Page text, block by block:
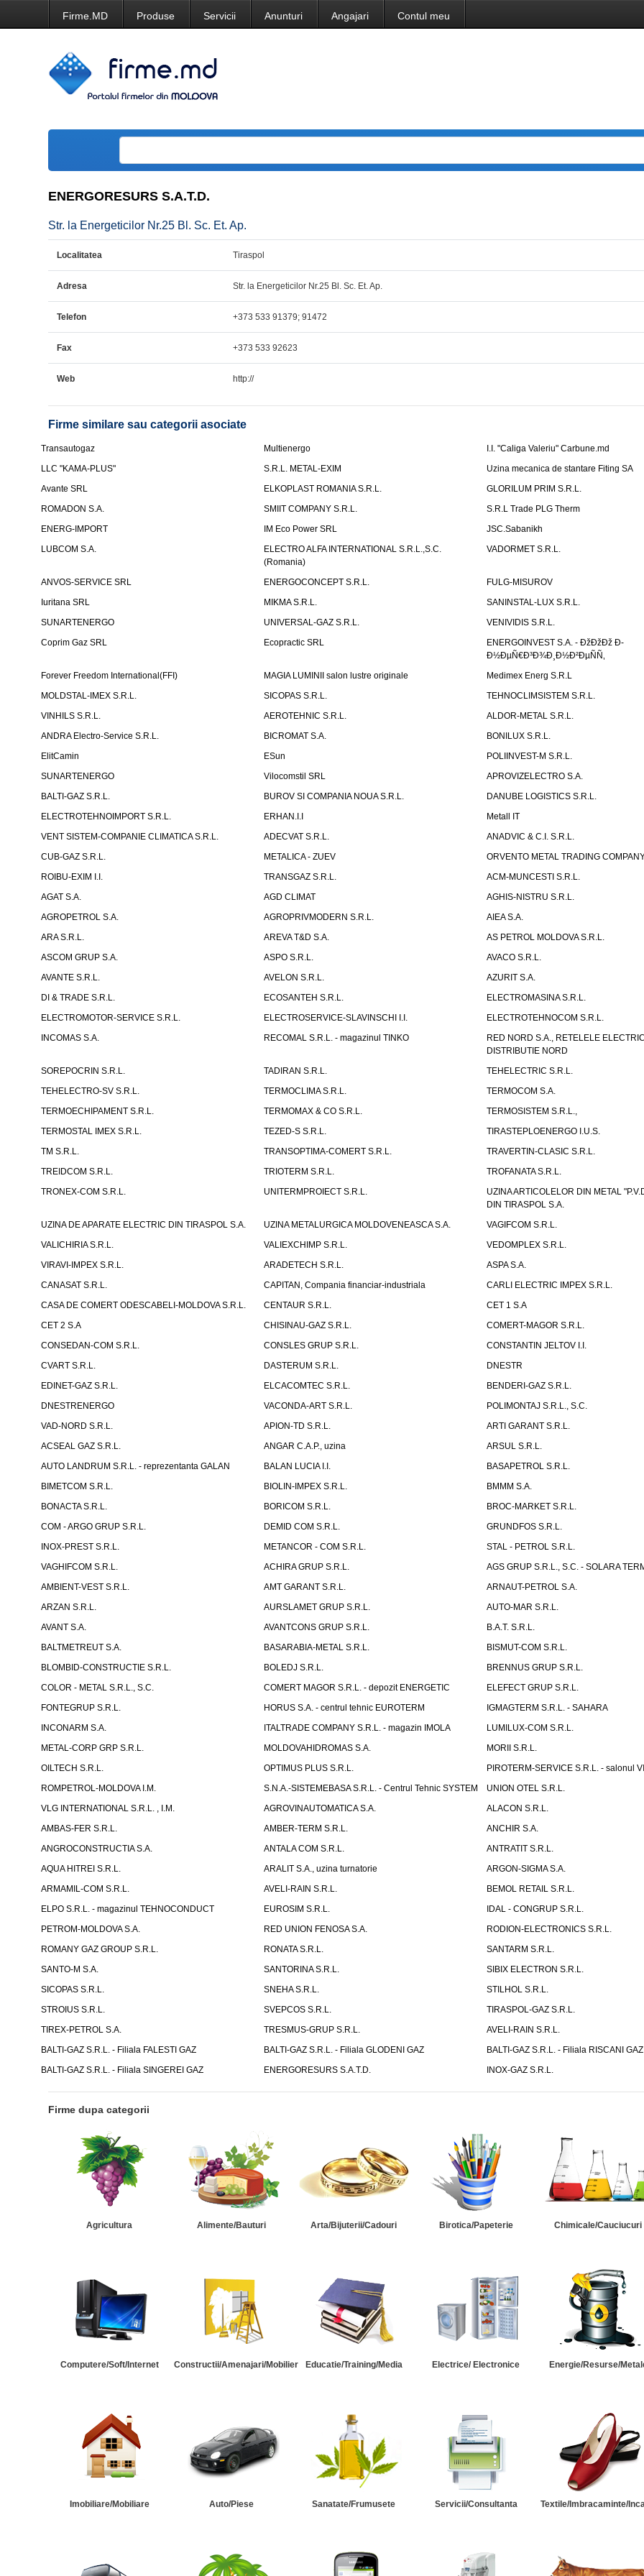
Firme.MD Produse Servicii Anunturi Angajari Contul meu
ENERGORESURS S.A.T.D.
Str. la Energeticilor Nr.25 Bl. Sc. Et. Ap.
Localitatea Tiraspol
Adresa Str. la Energeticilor Nr.25 Bl. Sc. Et. Ap.
Telefon +373 533 91379; 91472
Fax +373 533 92623
Web http://
Firme similare sau categorii asociate
Transautogaz Multienergo
I.I. "Caliga Valeriu" Carbune.md
LLC "KAMA-PLUS"
S.R.L. METAL-EXIM
Uzina mecanica de stantare Fiting SA
Avante SRL
ELKOPLAST ROMANIA S.R.L.
GLORILUM PRIM S.R.L.
ROMADON S.A.
SMIIT COMPANY S.R.L.
S.R.L Trade PLG Therm
ENERG-IMPORT
IM Eco Power SRL
JSC.Sabanikh
LUBCOM S.A.
ELECTRO ALFA INTERNATIONAL S.R.L.,S.C.
(Romania)
VADORMET S.R.L.
ANVOS-SERVICE SRL ENERGOCONCEPT S.R.L.
FULG-MISUROV
Iuritana SRL
MIKMA S.R.L.
SANINSTAL-LUX S.R.L.
SUNARTENERGO
UNIVERSAL-GAZ S.R.L.
VENIVIDIS S.R.L.
Coprim Gaz SRL
Ecopractic SRL
ENERGOINVEST S.A. - ÐžÐžÐž Ð­
Ð½ÐµÑ€Ð³Ð¾Ð¸Ð½Ð²ÐµÑÑ‚
Forever Freedom International(FFI)
MAGIA LUMINII salon lustre originale
Medimex Energ S.R.L
MOLDSTAL-IMEX S.R.L.
SICOPAS S.R.L.
TEHNOCLIMSISTEM S.R.L.
VINHILS S.R.L.
AEROTEHNIC S.R.L.
ALDOR-METAL S.R.L.
ANDRA Electro-Service S.R.L.
BICROMAT S.A.
BONILUX S.R.L.
ElitCamin
ESun
POLIINVEST-M S.R.L.
SUNARTENERGO
Vilocomstil SRL
APROVIZELECTRO S.A.
BALTI-GAZ S.R.L.
BUROV SI COMPANIA NOUA S.R.L.
DANUBE LOGISTICS S.R.L.
ELECTROTEHNOIMPORT S.R.L.
ERHAN.I.I
Metall IT
VENT SISTEM-COMPANIE CLIMATICA S.R.L.
ADECVAT S.R.L.
ANADVIC & C.I. S.R.L.
CUB-GAZ S.R.L.
METALICA - ZUEV
ORVENTO METAL TRADING
ROIBU-EXIM I.I.
TRANSGAZ S.R.L.
ACM-MUNCESTI S.R.L.
AGAT S.A.
AGD CLIMAT
AGHIS-NISTRU S.R.L.
AGROPETROL S.A.
AGROPRIVMODERN S.R.L.
AIEA S.A.
ARA S.R.L.
AREVA T&D S.A.
AS PETROL MOLDOVA S.R.L.
ASCOM GRUP S.A.
ASPO S.R.L.
AVACO S.R.L.
AVANTE S.R.L.
AVELON S.R.L.
AZURIT S.A.
DI & TRADE S.R.L.
ECOSANTEH S.R.L.
ELECTROMASINA S.R.L.
ELECTROMOTOR-SERVICE S.R.L.
ELECTROSERVICE-SLAVINSCHI I.I.
ELECTROTEHNOCOM S.R.L.
INCOMAS S.A.
RECOMAL S.R.L. - magazinul TINKO
RED NORD S.A., RETELELE
DISTRIBUTIE NORD
SOREPOCRIN S.R.L.
TADIRAN S.R.L.
TEHELECTRIC S.R.L.
TEHELECTRO-SV S.R.L.
TERMOCLIMA S.R.L.
TERMOCOM S.A.
TERMOECHIPAMENT S.R.L.
TERMOMAX & CO S.R.L.
TERMOSISTEM S.R.L.,
TERMOSTAL IMEX S.R.L.
TEZED-S S.R.L.
TIRASTEPLOENERGO I.U.S.
TM S.R.L.
TRANSOPTIMA-COMERT S.R.L.
TRAVERTIN-CLASIC S.R.L.
TREIDCOM S.R.L.
TRIOTERM S.R.L.
TROFANATA S.R.L.
TRONEX-COM S.R.L.
UNITERMPROIECT S.R.L.
UZINA ARTICOLELOR DIN METAL
DIN TIRASPOL S.A.
UZINA DE APARATE ELECTRIC DIN TIRASPOL S.A.
UZINA METALURGICA MOLDOVENEASCA S.A.
VAGIFCOM S.R.L.
VALICHIRIA S.R.L.
VALIEXCHIMP S.R.L.
VEDOMPLEX S.R.L.
VIRAVI-IMPEX S.R.L.
ARADETECH S.R.L.
ASPA S.A.
CANASAT S.R.L.
CAPITAN, Compania financiar-industriala
CARLI ELECTRIC IMPEX S.R.L.
CASA DE COMERT ODESCABELI-MOLDOVA S.R.L.
CENTAUR S.R.L.
CET 1 S.A
CET 2 S.A
CHISINAU-GAZ S.R.L.
COMERT-MAGOR S.R.L.
CONSEDAN-COM S.R.L.
CONSLES GRUP S.R.L.
CONSTANTIN JELTOV I.I.
CVART S.R.L.
DASTERUM S.R.L.
DNESTR
EDINET-GAZ S.R.L.
ELCACOMTEC S.R.L.
BENDERI-GAZ S.R.L.
DNESTRENERGO
VACONDA-ART S.R.L.
POLIMONTAJ S.R.L., S.C.
VAD-NORD S.R.L.
APION-TD S.R.L.
ARTI GARANT S.R.L.
ACSEAL GAZ S.R.L.
ANGAR C.A.P., uzina
ARSUL S.R.L.
AUTO LANDRUM S.R.L. - reprezentanta GALAN
BALAN LUCIA I.I.
BASAPETROL S.R.L.
BIMETCOM S.R.L.
BIOLIN-IMPEX S.R.L.
BMMM S.A.
BONACTA S.R.L.
BORICOM S.R.L.
BROC-MARKET S.R.L.
COM - ARGO GRUP S.R.L.
DEMID COM S.R.L.
GRUNDFOS S.R.L.
INOX-PREST S.R.L.
METANCOR - COM S.R.L.
STAL - PETROL S.R.L.
VAGHIFCOM S.R.L.
ACHIRA GRUP S.R.L.
AGS GRUP S.R.L., S.C. - SOLARA
AMBIENT-VEST S.R.L.
AMT GARANT S.R.L.
ARNAUT-PETROL S.A.
ARZAN S.R.L.
AURSLAMET GRUP S.R.L.
AUTO-MAR S.R.L.
AVANT S.A.
AVANTCONS GRUP S.R.L.
B.A.T. S.R.L.
BALTMETREUT S.A.
BASARABIA-METAL S.R.L.
BISMUT-COM S.R.L.
BLOMBID-CONSTRUCTIE S.R.L.
BOLEDJ S.R.L.
BRENNUS GRUP S.R.L.
COLOR - METAL S.R.L., S.C.
COMERT MAGOR S.R.L. - depozit ENERGETIC
ELEFECT GRUP S.R.L.
FONTEGRUP S.R.L.
HORUS S.A. - centrul tehnic EUROTERM
IGMAGTERM S.R.L. - SAHARA
INCONARM S.A.
ITALTRADE COMPANY S.R.L. - magazin IMOLA
LUMILUX-COM S.R.L.
METAL-CORP GRP S.R.L.
MOLDOVAHIDROMAS S.A.
MORII S.R.L.
OILTECH S.R.L.
OPTIMUS PLUS S.R.L.
PIROTERM-SERVICE S.R.L. - salonul
ROMPETROL-MOLDOVA I.M.
S.N.A.-SISTEMEBASA S.R.L. - Centrul Tehnic SYSTEM
UNION OTEL S.R.L.
VLG INTERNATIONAL S.R.L. , I.M.
AGROVINAUTOMATICA S.A.
ALACON S.R.L.
AMBAS-FER S.R.L.
AMBER-TERM S.R.L.
ANCHIR S.A.
ANGROCONSTRUCTIA S.A.
ANTALA COM S.R.L.
ANTRATIT S.R.L.
AQUA HITREI S.R.L.
ARALIT S.A., uzina turnatorie
ARGON-SIGMA S.A.
ARMAMIL-COM S.R.L.
AVELI-RAIN S.R.L.
BEMOL RETAIL S.R.L.
ELPO S.R.L. - magazinul TEHNOCONDUCT
EUROSIM S.R.L.
IDAL - CONGRUP S.R.L.
PETROM-MOLDOVA S.A.
RED UNION FENOSA S.A.
RODION-ELECTRONICS S.R.L.
ROMANY GAZ GROUP S.R.L.
RONATA S.R.L.
SANTARM S.R.L.
SANTO-M S.A.
SANTORINA S.R.L.
SIBIX ELECTRON S.R.L.
SICOPAS S.R.L.
SNEHA S.R.L.
STILHOL S.R.L.
STROIUS S.R.L.
SVEPCOS S.R.L.
TIRASPOL-GAZ S.R.L.
TIREX-PETROL S.A.
TRESMUS-GRUP S.R.L.
AVELI-RAIN S.R.L.
BALTI-GAZ S.R.L. - Filiala FALESTI GAZ
BALTI-GAZ S.R.L. - Filiala GLODENI GAZ
BALTI-GAZ S.R.L. - Filiala RISCANI GAZ
BALTI-GAZ S.R.L. - Filiala SINGEREI GAZ
ENERGORESURS S.A.T.D. INOX-GAZ S.R.L.
Firme dupa categorii
Agricultura Alimente/Bauturi Arta/Bijuterii/Cadouri Birotica/Papeterie Chimicale/Cauciucuri
Computere/Soft/Internet Constructii/Amenajari/Mobilier Educatie/Training/Media Electrice/ Electronice Energie/Resurse/
Imobiliare/Mobiliare Auto/Piese Sanatate/Frumusete Servicii/Consultanta Textile/Imbracaminte/